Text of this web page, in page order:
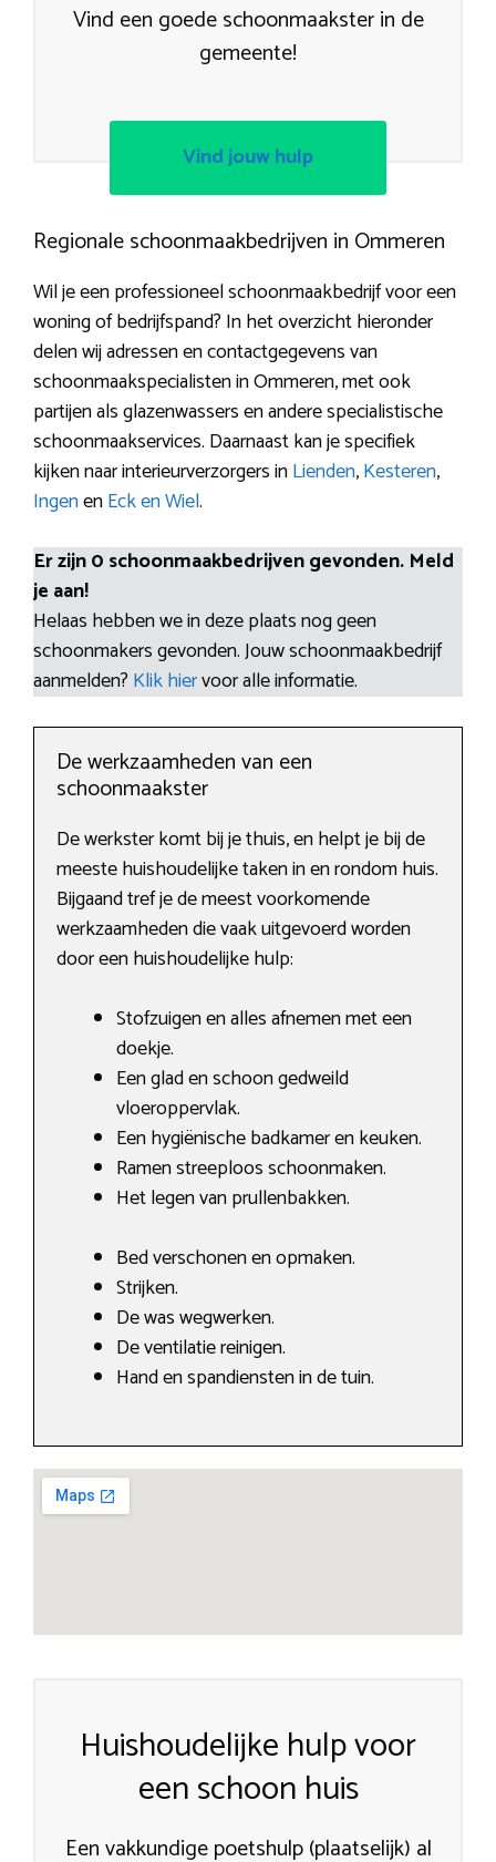
Vind een goede schoonmaakster in de
gemeente!
Vind jouw hulp
Regionale schoonmaakbedrijven in Ommeren
Wil je een professioneel schoonmaakbedrijf voor een
woning of bedrijfspand? In het overzicht hieronder
delen wij adressen en contactgegevens van
schoonmaakspecialisten in Ommeren, met ook
partijen als glazenwassers en andere specialistische
schoonmaakservices. Daarnaast kan je specifiek
kijken naar interieurverzorgers inLienden,Kesteren,
IngenenEck en Wiel.
Er zijn 0 schoonmaakbedrijven gevonden. Meld
je aan!
Helaas hebben we in deze plaats nog geen
schoonmakers gevonden. Jouw schoonmaakbedrijf
aanmelden? Klik hiervoor alle informatie.
De werkzaamheden van een
schoonmaakster
De werkster komt bij je thuis, en helpt je bij de
meeste huishoudelijke taken in en rondom huis.
Bijgaand tref je de meest voorkomende
werkzaamheden die vaak uitgevoerd worden
door een huishoudelijke hulp:
Stofzuigen en alles afnemen met een
doekje.
Een glad en schoon gedweild
vloeroppervlak.
Een hygiënische badkamer en keuken.
Ramen streeploos schoonmaken.
Het legen van prullenbakken.
Bed verschonen en opmaken.
Strijken.
De was wegwerken.
De ventilatie reinigen.
Hand en spandiensten in de tuin.
Huishoudelijke hulp voor
een schoon huis
Een vakkundige poetshulp (plaatselijk) al